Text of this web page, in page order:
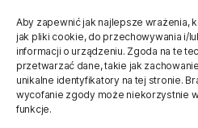
Aby zapewnić jak najlepsze wrażenia,
jak pliki cookie, do przechowywania i/
informacji o urządzeniu. Zgoda na te
przetwarzać dane, takie jak
unikalne identyfikatory na tej stronie.
wycofanie zgody może niekorzystnie
funkcje.